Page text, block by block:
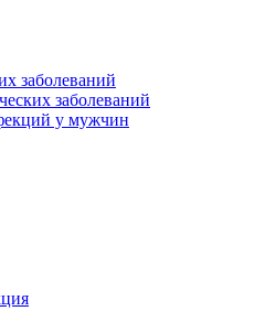
заболеваний
заболеваний
у мужчин